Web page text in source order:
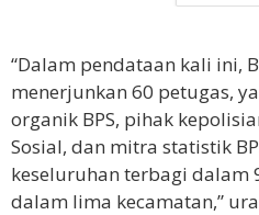
“Dalam pendataan kali ini,
menerjunkan 60 petugas,
organik BPS, pihak
Sosial, dan mitra statistik
keseluruhan terbagi dalam
dalam lima kecamatan,”